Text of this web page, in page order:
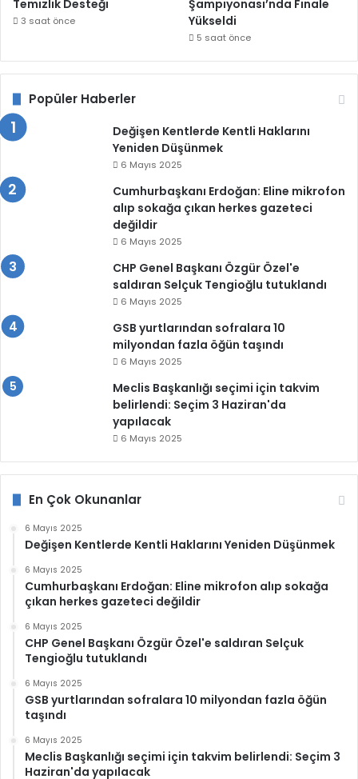
Temizlik Desteği
3 saat önce
Şampiyonası’nda Finale
Yükseldi
5 saat önce
Popüler Haberler
Değişen Kentlerde Kentli Haklarını
Yeniden Düşünmek
6 Mayıs 2025
Cumhurbaşkanı Erdoğan: Eline mikrofon
alıp sokağa çıkan herkes gazeteci
değildir
6 Mayıs 2025
CHP Genel Başkanı Özgür Özel'e
saldıran Selçuk Tengioğlu tutuklandı
6 Mayıs 2025
GSB yurtlarından sofralara 10
milyondan fazla öğün taşındı
6 Mayıs 2025
Meclis Başkanlığı seçimi için takvim
belirlendi: Seçim 3 Haziran'da
yapılacak
6 Mayıs 2025
En Çok Okunanlar
6 Mayıs 2025
Değişen Kentlerde Kentli Haklarını Yeniden Düşünmek
6 Mayıs 2025
Cumhurbaşkanı Erdoğan: Eline mikrofon alıp sokağa
çıkan herkes gazeteci değildir
6 Mayıs 2025
CHP Genel Başkanı Özgür Özel'e saldıran Selçuk
Tengioğlu tutuklandı
6 Mayıs 2025
GSB yurtlarından sofralara 10 milyondan fazla öğün
taşındı
6 Mayıs 2025
Meclis Başkanlığı seçimi için takvim belirlendi: Seçim 3
Haziran'da yapılacak